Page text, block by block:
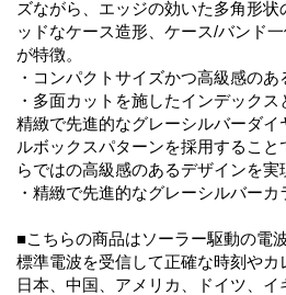
ズながら、エッジの効いた多角形状
ッドなケース造形、ケース/バンド
が特徴。
・コンパクトサイズかつ高級感のあ
・多面カットを施したインデックス
精緻で先進的なグレーシルバーダイ
ルボックスパターンを採用するこ
らではの高級感のあるデザインを実
・精緻で先進的なグレーシルバーカ
■こちらの商品はソーラー駆動の電
標準電波を受信して正確な時刻やカ
日本、中国、アメリカ、ドイツ、